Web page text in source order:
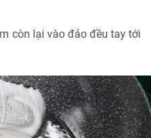
còn lại vào đảo đều tay tới